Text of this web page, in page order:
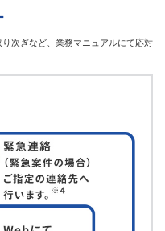
次ぎなど、業務マニュアルにて応対